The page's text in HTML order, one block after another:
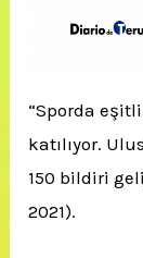
“Sporda
katılıyor.
150 bildiri
2021).